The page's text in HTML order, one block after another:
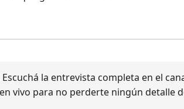
Escuchá la entrevista completa en el
vivo para no perderte ningún detalle